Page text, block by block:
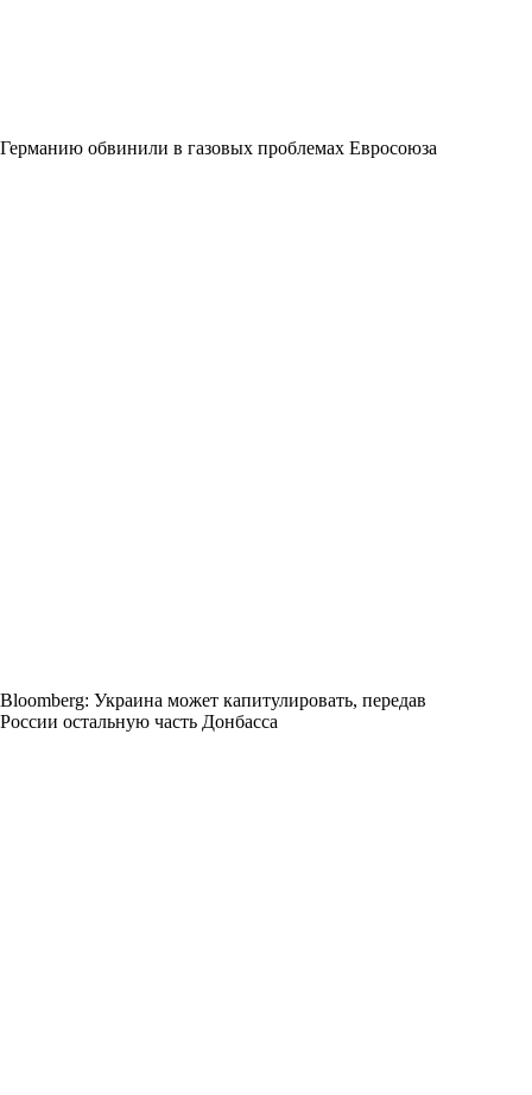
Германию обвинили в газовых проблемах Евросоюза
Bloomberg: Украина может капитулировать, передав
России остальную часть Донбасса